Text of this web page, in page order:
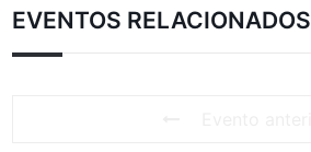
EVENTOS RELACIONADOS